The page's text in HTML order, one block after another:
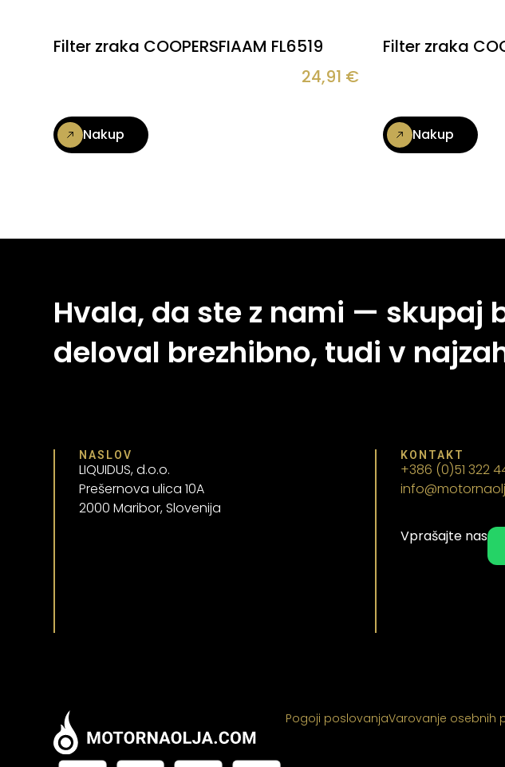
Filter zraka COOPERSFIAAM FL6519
24,91 €
Nakup
Filter zraka
Nakup
Hvala, da ste z nami — skupaj
deloval brezhibno, tudi v
NASLOV
LIQUIDUS, d.o.o.
Prešernova ulica 10A
2000 Maribor, Slovenija
KONTAKT
+386 (0)51 322
Vprašajte nas
Pogoji poslovanjaVarovanje osebnih